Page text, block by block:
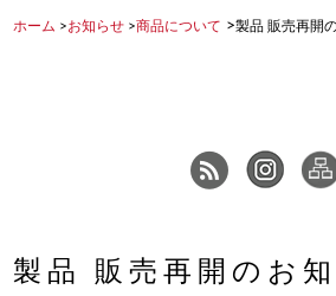
ホーム >お知らせ >商品について >製品 販売再開
製品 販売再開のお